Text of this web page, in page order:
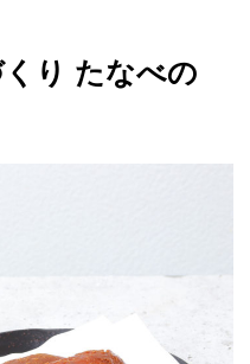
り たなべの